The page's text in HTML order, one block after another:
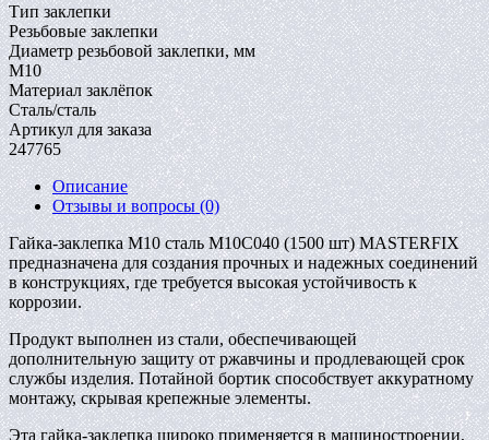
Тип заклепки
Резьбовые заклепки
Диаметр резьбовой заклепки, мм
M10
Материал заклёпок
Сталь/сталь
Артикул для заказа
247765
Описание
Отзывы и вопросы(0)
Гайка-заклепка M10 сталь M10C040 (1500 шт) MASTERFIX
предназначена для создания прочных и надежных соединений
в конструкциях, где требуется высокая устойчивость к
коррозии.
Продукт выполнен из стали, обеспечивающей
дополнительную защиту от ржавчины и продлевающей срок
службы изделия. Потайной бортик способствует аккуратному
монтажу, скрывая крепежные элементы.
Эта гайка-заклепка широко применяется в машиностроении,